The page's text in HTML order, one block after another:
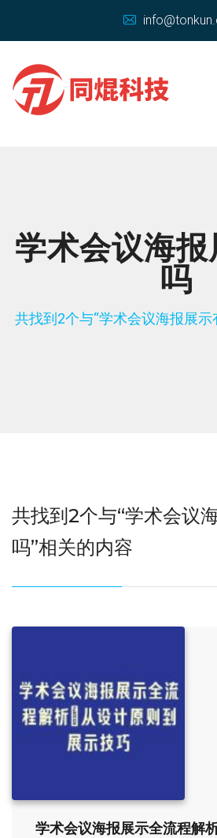
学术会议海
吗
共找到2个与“学术会议海报展示
共找到2个与“学术会议
吗”相关的内容
学术会议海报展示全流程解